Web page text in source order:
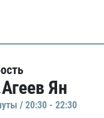
Ян
/ 20:30 - 22:30